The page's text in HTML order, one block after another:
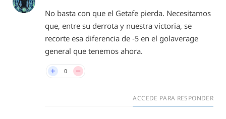
No basta con que el Getafe pierda. Necesitamos
que, entre su derrota y nuestra victoria, se
recorte esa diferencia de -5 en el golaverage
general que tenemos ahora.
0
ACCEDE PARA RESPONDER